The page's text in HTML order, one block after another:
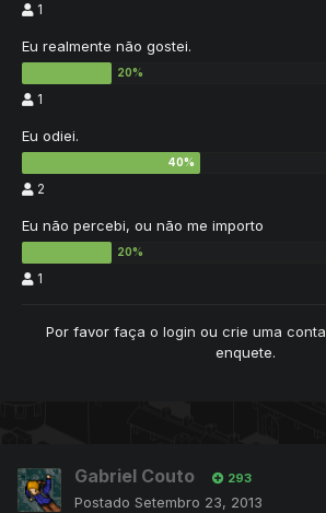
1
Eu realmente não gostei.
1
Eu odiei.
2
Eu não percebi, ou não me importo
1
Por favor faça o login ou crie uma conta
enquete.
Gabriel Couto 293
Postado Setembro 23, 2013